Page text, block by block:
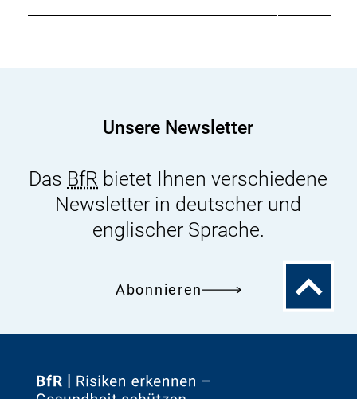
Unsere Newsletter
Das BfR bietet Ihnen verschiedene
Newsletter in deutscher und
englischer Sprache.
Abonnieren
Zum
Zur